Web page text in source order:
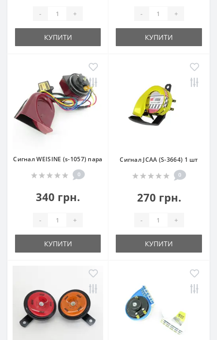
- +
КУПИТИ
- +
КУПИТИ
Сигнал WEISINE (s-1057) пара
0
340 грн.
- +
КУПИТИ
Сигнал JCAA (S-3664) 1 шт
0
270 грн.
- +
КУПИТИ